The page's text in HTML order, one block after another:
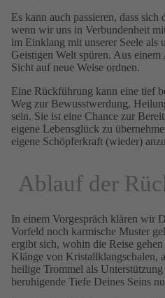
Es kann auch passieren, dass
wenn wir uns in Verbundenheit
im Einklang mit unserer Seele als
Geistigen Welt spüren. Aus
Sicht auf neue Weise ordnen.
Eine Rückführung kann eine tief
Weg zur Bewusstwerdung,
sein. Sie ist eine Chance zur
eigene Lebensglück zu
eigene Schöpferkraft (wieder)
Ablauf der
In einem Vorgespräch klären wir
Vorfeld noch karmische Muster
ergibt sich, wohin die Reise
Klänge von Kristallklangschalen,
heilige Trommel als
beruhigende Tiefe Deines Seins